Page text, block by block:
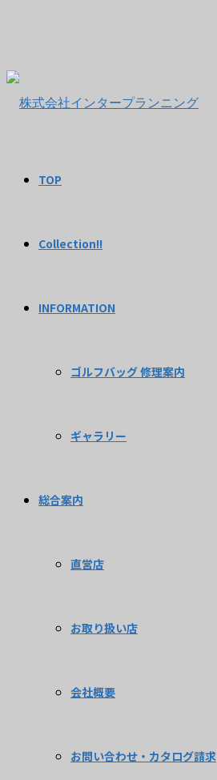
TOP
Collection!!
INFORMATION
ゴルフバッグ 修理案内
ギャラリー
総合案内
直営店
お取り扱い店
会社概要
お問い合わせ・カタログ請求